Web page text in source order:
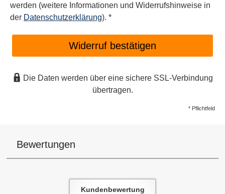
werden (weitere Informationen und Widerrufshinweise in
der Datenschutzerklärung). *
Widerruf bestätigen
Die Daten werden über eine sichere SSL-Verbindung
übertragen.
* Pflichtfeld
Bewertungen
Kundenbewertung